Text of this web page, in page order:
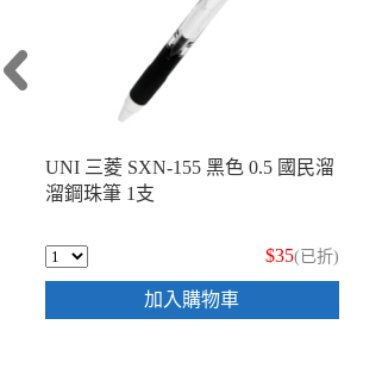
UNI 三菱 SXN-155 黑色 0.5 國民溜
溜鋼珠筆 1支
$35(已折)
加入購物車